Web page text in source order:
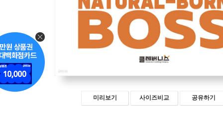
미리보기 사이즈비교 공유하기